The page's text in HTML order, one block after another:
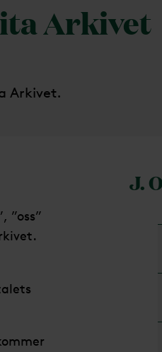
Arkivet
Arkivet.
”oss”
J.